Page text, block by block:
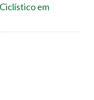
em